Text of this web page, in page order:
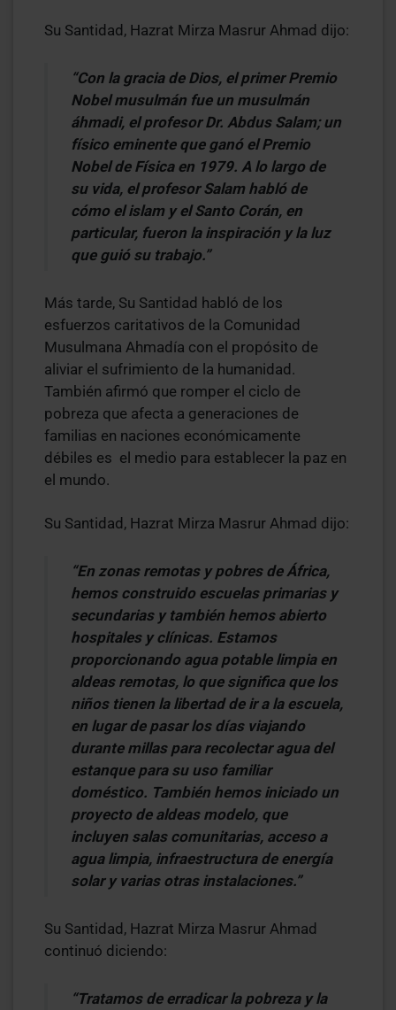
Su Santidad, Hazrat Mirza Masrur Ahmad dijo:
“Con la gracia de Dios, el primer Premio
Nobel musulmán fue un musulmán
áhmadi, el profesor Dr. Abdus Salam; un
físico eminente que ganó el Premio
Nobel de Física en 1979. A lo largo de
su vida, el profesor Salam habló de
cómo el islam y el Santo Corán, en
particular, fueron la inspiración y la luz
que guió su trabajo.”
Más tarde, Su Santidad habló de los
esfuerzos caritativos de la Comunidad
Musulmana Ahmadía con el propósito de
aliviar el sufrimiento de la humanidad.
También afirmó que romper el ciclo de
pobreza que afecta a generaciones de
familias en naciones económicamente
débiles es el medio para establecer la paz en
el mundo.
Su Santidad, Hazrat Mirza Masrur Ahmad dijo:
“En zonas remotas y pobres de África,
hemos construido escuelas primarias y
secundarias y también hemos abierto
hospitales y clínicas. Estamos
proporcionando agua potable limpia en
aldeas remotas, lo que significa que los
niños tienen la libertad de ir a la escuela,
en lugar de pasar los días viajando
durante millas para recolectar agua del
estanque para su uso familiar
doméstico. También hemos iniciado un
proyecto de aldeas modelo, que
incluyen salas comunitarias, acceso a
agua limpia, infraestructura de energía
solar y varias otras instalaciones.”
Su Santidad, Hazrat Mirza Masrur Ahmad
continuó diciendo:
“Tratamos de erradicar la pobreza y la